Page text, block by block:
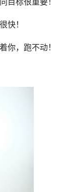
目标很重要！
快！
你，跑不动！